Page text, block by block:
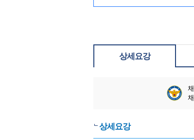
상세요강
상세요강